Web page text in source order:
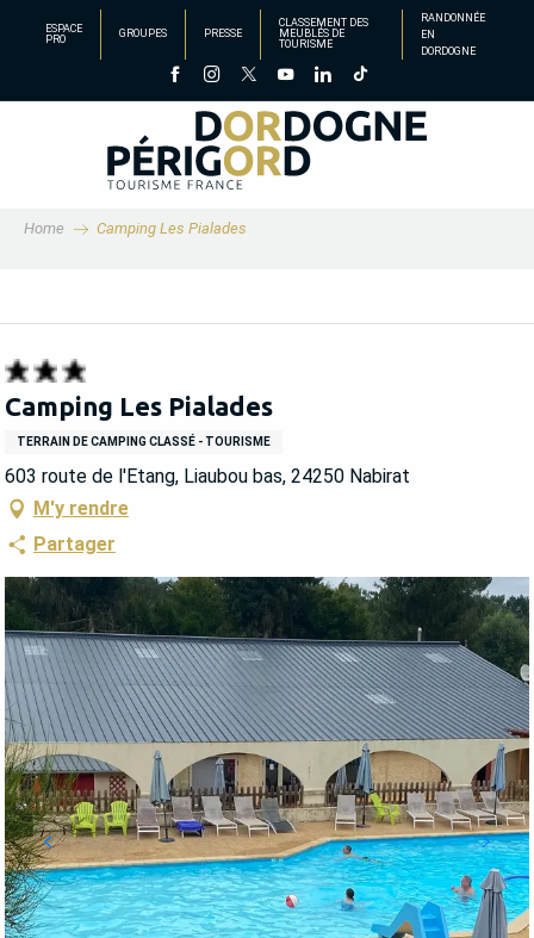
principal
ESPACE
PRO
GROUPES PRESSE
CLASSEMENT DES
MEUBLÉS DE
TOURISME
RANDONNÉE
EN
DORDOGNE
Home Camping Les Pialades
Camping Les Pialades
TERRAIN DE CAMPING CLASSÉ - TOURISME
603 route de l'Etang, Liaubou bas, 24250 Nabirat
M'y rendre
Partager